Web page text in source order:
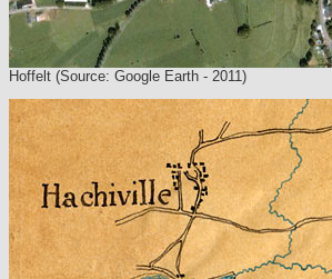
Hoffelt (Source: Google Earth - 2011)